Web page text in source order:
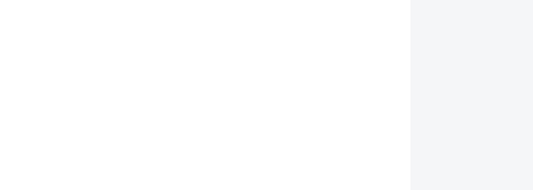
VARIANTU